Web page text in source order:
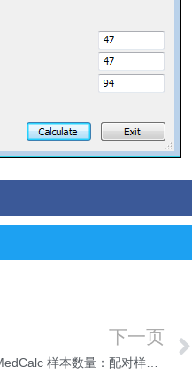
下一页
MedCalc 样本数量：配对样本之间的均值差的置信区间